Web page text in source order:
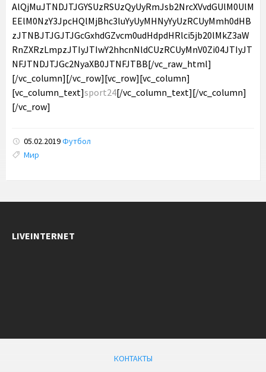
AlQjMuJTNDJTJGYSUzRSUzQyUyRmJsb2NrcXVvdGUlM0UlM
EElM0NzY3JpcHQlMjBhc3luYyUyMHNyYyUzRCUyMmh0dHB
zJTNBJTJGJTJGcGxhdGZvcm0udHdpdHRlci5jb20lMkZ3aW
RnZXRzLmpzJTIyJTIwY2hhcnNldCUzRCUyMnV0Zi04JTIyJT
NFJTNDJTJGc2NyaXB0JTNFJTBB[/vc_raw_html]
[/vc_column][/vc_row][vc_row][vc_column]
[vc_column_text]sport24[/vc_column_text][/vc_column]
[/vc_row]
05.02.2019Футбол
Tags:
Мир
LIVEINTERNET
КОНТАКТЫ